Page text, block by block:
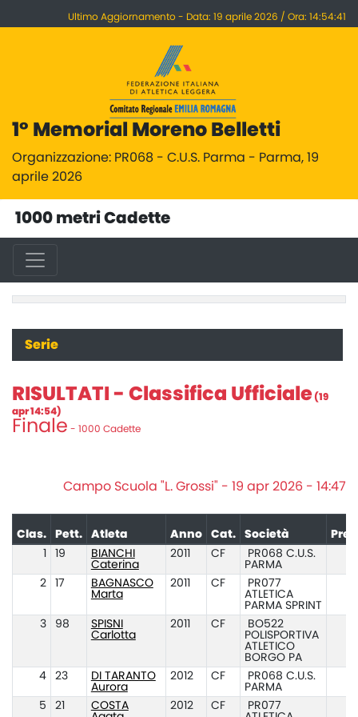
Ultimo Aggiornamento - Data: 19 aprile 2026 / Ora: 14:54:41
1° Memorial Moreno Belletti
Organizzazione: PR068 - C.U.S. Parma - Parma, 19
aprile 2026
1000 metri Cadette
Serie
RISULTATI - Classifica Ufficiale (19
apr 14:54)
Finale - 1000 Cadette
Campo Scuola "L. Grossi" - 19 apr 2026 - 14:47
Clas. Pett. Atleta Anno Cat. Società
19
BIANCHI
Caterina
2011 CF
PR068 C.U.S.
PARMA
2
17
BAGNASCO
Marta
2011 CF
PR077
ATLETICA
PARMA SPRINT
3
98
SPISNI
Carlotta
2011 CF
BO522
POLISPORTIVA
ATLETICO
BORGO PA
4
23
DI TARANTO
Aurora
2012 CF
PR068 C.U.S.
PARMA
5
21
COSTA
2012 CF
PR077